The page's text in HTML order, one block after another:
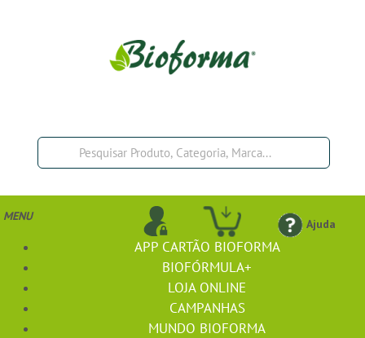
Ajuda
MENU
APP CARTÃO BIOFORMA
BIOFÓRMULA+
LOJA ONLINE
CAMPANHAS
MUNDO BIOFORMA